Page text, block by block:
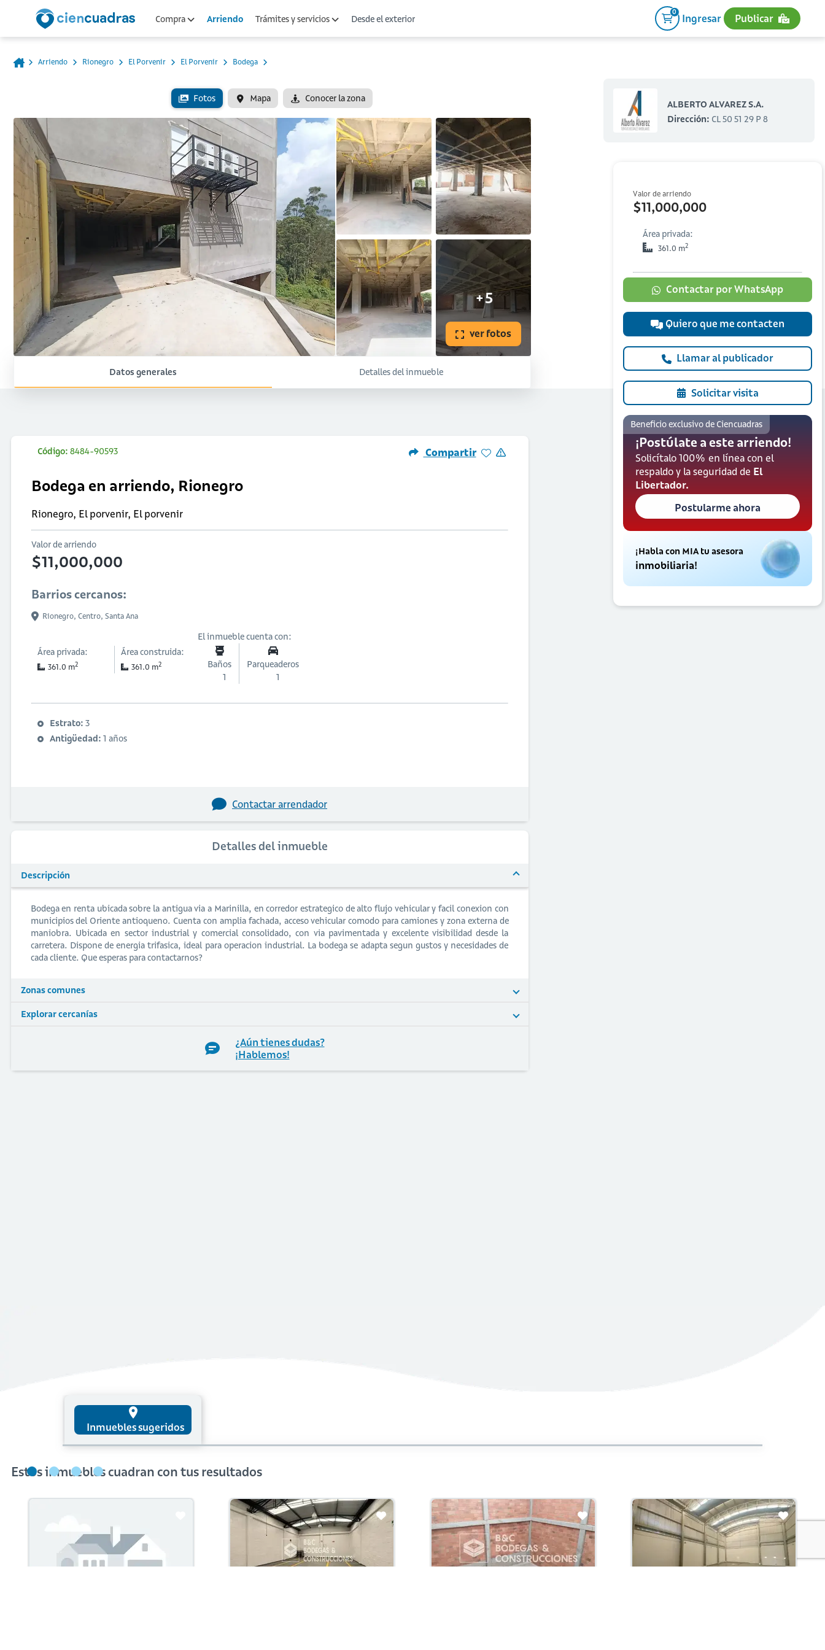
Compra Arriendo Trámites y servicios Desde el exterior
0
Ingresar Publicar
Arriendo Rionegro El Porvenir El Porvenir Bodega
Fotos Mapa Conocer la zona
+5
ver fotos
ALBERTO ALVAREZ S.A.
Dirección: CL 50 51 29 P 8
Valor de arriendo
$11,000,000
Área privada:
361.0 m2
Contactar por WhatsApp
Quiero que me contacten
Llamar al publicador
Solicitar visita
Beneficio exclusivo de Ciencuadras
¡Postúlate a este arriendo!
Solicítalo 100% en línea con el
respaldo y la seguridad de El
Libertador.
Postularme ahora
¡Habla con MIA tu asesora
inmobiliaria!
Datos generales Detalles del inmueble
Código: 8484-90593 Compartir
Bodega en arriendo, Rionegro
Rionegro, El porvenir, El porvenir
Valor de arriendo
$11,000,000
Barrios cercanos:
Rionegro, Centro, Santa Ana
Área privada:
361.0 m2
Área construida:
361.0 m2
El inmueble cuenta con:
Baños
1
Parqueaderos
1
Estrato: 3
Antigüedad: 1 años
Contactar arrendador
Detalles del inmueble
Descripción
Bodega en renta ubicada sobre la antigua via a Marinilla, en corredor estrategico de alto flujo vehicular y facil conexion con
municipios del Oriente antioqueno. Cuenta con amplia fachada, acceso vehicular comodo para camiones y zona externa de
maniobra. Ubicada en sector industrial y comercial consolidado, con via pavimentada y excelente visibilidad desde la
carretera. Dispone de energia trifasica, ideal para operacion industrial. La bodega se adapta segun gustos y necesidades de
cada cliente. Que esperas para contactarnos?
Zonas comunes
Explorar cercanías
¿Aún tienes dudas?
¡Hablemos!
place
Inmuebles sugeridos
Estos inmuebles cuadran con tus resultados